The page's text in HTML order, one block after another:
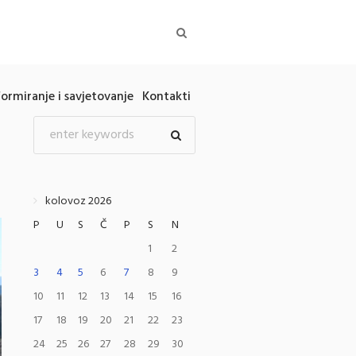
i savjetovanje Kontakti
kolovoz 2026
P
U S Č P S
N
1
2
3
4 5 6 7 8
9
10
11 12 13 14 15
16
17
18 19 20 21 22
23
24
25 26 27 28 29
30